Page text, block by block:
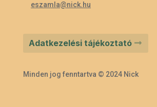
eszamla@nick.hu
Adatkezelési tájékoztató
Minden jog fenntartva © 2024 Nick